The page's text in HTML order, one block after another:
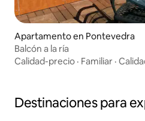
Apartamento en Pontevedra
Balcón a la ría
Calidad-precio · Familiar ·
Destinaciones para